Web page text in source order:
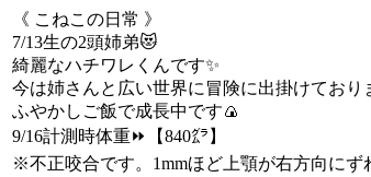
《 こねこの日常 》
7/13生の2頭姉弟😻
綺麗なハチワレくんです✨
今は姉さんと広い世界に冒険に出掛けており
ふやかしご飯で成長中です🍙
9/16計測時体重⏩【840㌘】
※不正咬合です。1mmほど上顎が右方向にず